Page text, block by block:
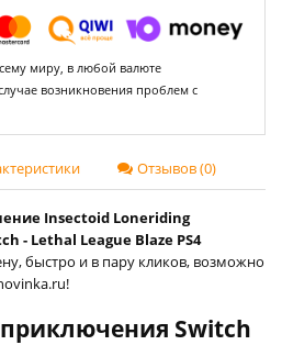
миру, в любой валюте
возникновения проблем с
Отзывов (0)
Insectoid Loneriding
- Lethal League Blaze PS4
быстро и в пару кликов, возможно
Switch